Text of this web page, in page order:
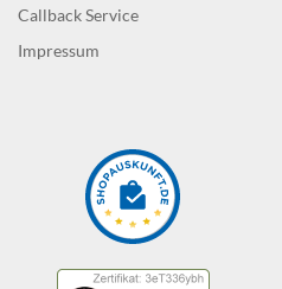
Callback Service
Impressum